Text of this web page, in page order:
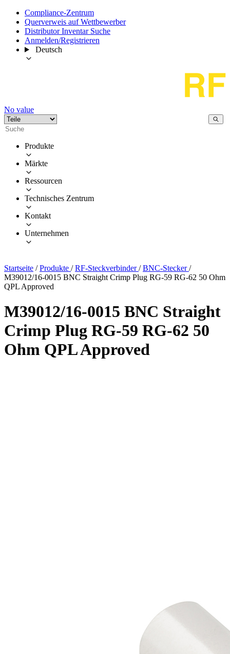
Compliance-Zentrum
Querverweis auf Wettbewerber
Distributor Inventar Suche
Anmelden/Registrieren
Deutsch
No value
Produkte
Märkte
Ressourcen
Technisches Zentrum
Kontakt
Unternehmen
Startseite / Produkte / RF-Steckverbinder/ BNC-Stecker/
M39012/16-0015 BNC Straight Crimp Plug RG-59 RG-62 50 Ohm
QPL Approved
M39012/16-0015 BNC Straight
Crimp Plug RG-59 RG-62 50
Ohm QPL Approved